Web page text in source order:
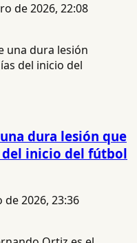
de 2026, 22:08
dura lesión que
inicio del fútbol
de 2026, 23:36